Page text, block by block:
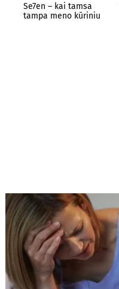
Se7en – kai tamsa
tampa meno kūriniu